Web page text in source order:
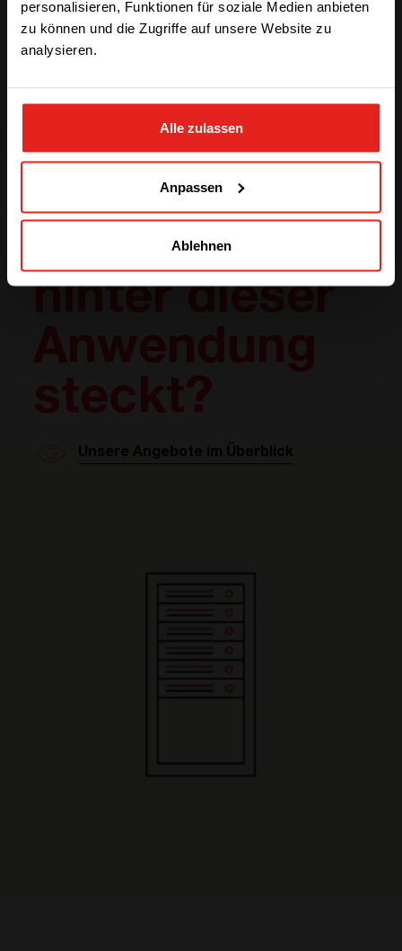
personalisieren, Funktionen für soziale Medien anbieten
zu können und die Zugriffe auf unsere Website zu
analysieren.
Alle zulassen
Anpassen
Ablehnen
Basierend auf bewährter Technologie, lüfterlos
Sie fragen
sich, was
hinter dieser
Unsere Angebote im Überblick
GO TO CE+T ENERGY